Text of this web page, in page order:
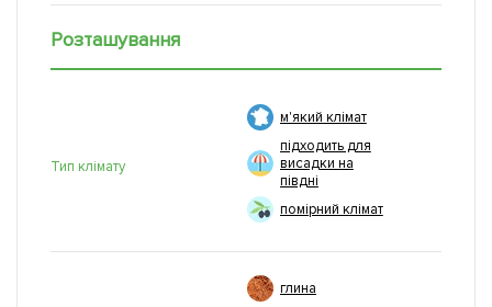
Розташування
Тип клімату
м'який клімат
підходить для
висадки на
півдні
помірний клімат
глина